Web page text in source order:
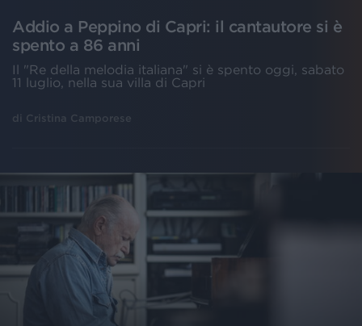
Addio a Peppino di Capri: il cantautore si è
spento a 86 anni
Il "Re della melodia italiana" si è spento oggi, sabato
11 luglio, nella sua villa di Capri
di Cristina Camporese